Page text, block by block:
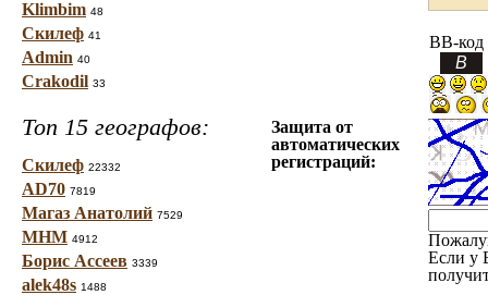
Klimbim 48
Скилеф 41
Admin 40
Crakodil 33
Топ 15 географов:
Скилеф 22332
AD70 7819
Магаз Анатолий 7529
МНМ 4912
Борис Ассеев 3339
alek48s 1488
BB-код
Защита от
автоматических
регистраций:
Если у